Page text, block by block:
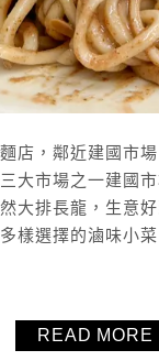
店，鄰近建國市
大市場之一建國
大排長龍，生意
樣選擇的滷味小
READ MORE